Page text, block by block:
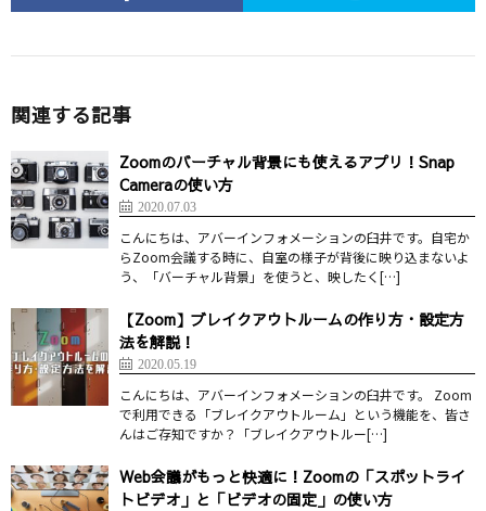
関連する記事
Zoomのバーチャル背景にも使えるアプリ！Snap
Cameraの使い方
2020.07.03
こんにちは、アバーインフォメーションの臼井です。自宅か
らZoom会議する時に、自室の様子が背後に映り込まないよ
う、「バーチャル背景」を使うと、映したく[…]
【Zoom】ブレイクアウトルームの作り方・設定方
法を解説！
2020.05.19
こんにちは、アバーインフォメーションの臼井です。 Zoom
で利用できる「ブレイクアウトルーム」という機能を、皆さ
んはご存知ですか？「ブレイクアウトルー[…]
Web会議がもっと快適に！Zoomの「スポットライ
トビデオ」と「ビデオの固定」の使い方